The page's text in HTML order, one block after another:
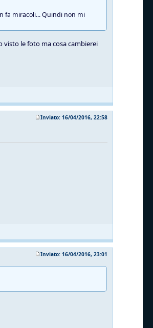
fa miracoli... Quindi non mi
visto le foto ma cosa cambierei
Inviato: 16/04/2016, 22:58
Inviato: 16/04/2016, 23:01